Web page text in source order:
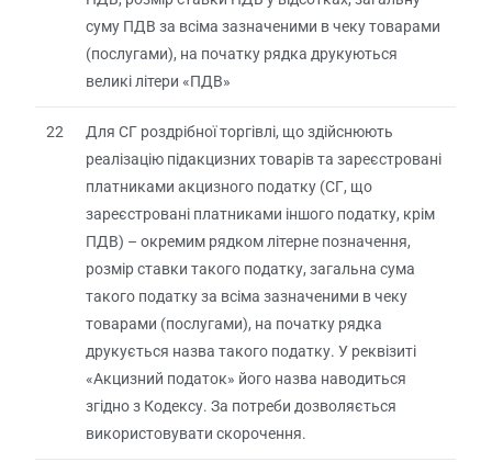
суму ПДВ за всіма зазначеними в чеку товарами
(послугами), на початку рядка друкуються
великі літери «ПДВ»
22
Для СГ роздрібної торгівлі, що здійснюють
реалізацію підакцизних товарів та зареєстровані
платниками акцизного податку (СГ, що
зареєстровані платниками іншого податку, крім
ПДВ) – окремим рядком літерне позначення,
розмір ставки такого податку, загальна сума
такого податку за всіма зазначеними в чеку
товарами (послугами), на початку рядка
друкується назва такого податку. У реквізиті
«Акцизний податок» його назва наводиться
згідно з Кодексу. За потреби дозволяється
використовувати скорочення.